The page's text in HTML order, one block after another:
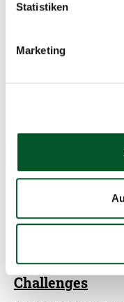
Statistiken
Marketing
+49 355 47889
Zum
Aktuelle
From
Challenges